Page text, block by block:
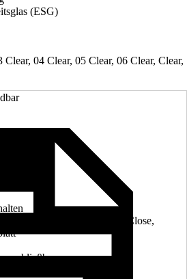
(ESG)
Clear, 04 Clear, 05 Clear, 06 Clear, Clear,
Schiebetürbeschlag, SoftClose,